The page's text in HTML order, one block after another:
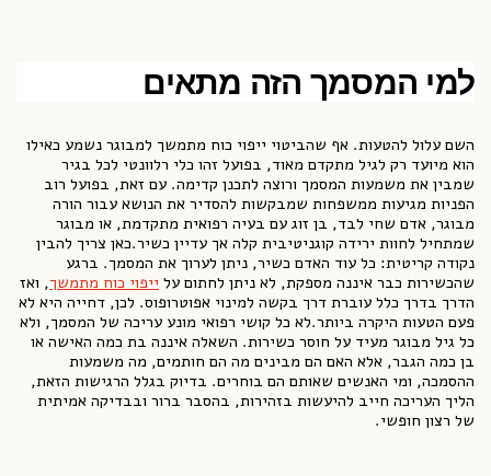
למי המסמך הזה מתאים
השם עלול להטעות. אף שהביטוי ייפוי כוח מתמשך למבוגר נשמע כאילו
הוא מיועד רק לגיל מתקדם מאוד, בפועל זהו כלי רלוונטי לכל בגיר
שמבין את משמעות המסמך ורוצה לתכנן קדימה. עם זאת, בפועל רוב
הפניות מגיעות ממשפחות שמבקשות להסדיר את הנושא עבור הורה
מבוגר, אדם שחי לבד, בן זוג עם בעיה רפואית מתקדמת, או מבוגר
שמתחיל לחוות ירידה קוגניטיבית קלה אך עדיין כשיר.כאן צריך להבין
נקודה קריטית: כל עוד האדם כשיר, ניתן לערוך את המסמך. ברגע
שהכשירות כבר איננה מספקת, לא ניתן לחתום על ייפוי כוח מתמשך, ואז
הדרך בדרך כלל עוברת דרך בקשה למינוי אפוטרופוס. לכן, דחייה היא לא
פעם הטעות היקרה ביותר.לא כל קושי רפואי מונע עריכה של המסמך, ולא
כל גיל מבוגר מעיד על חוסר כשירות. השאלה איננה בת כמה האישה או
בן כמה הגבר, אלא האם הם מבינים מה הם חותמים, מה משמעות
ההסמכה, ומי האנשים שאותם הם בוחרים. בדיוק בגלל הרגישות הזאת,
הליך העריכה חייב להיעשות בזהירות, בהסבר ברור ובבדיקה אמיתית
של רצון חופשי.